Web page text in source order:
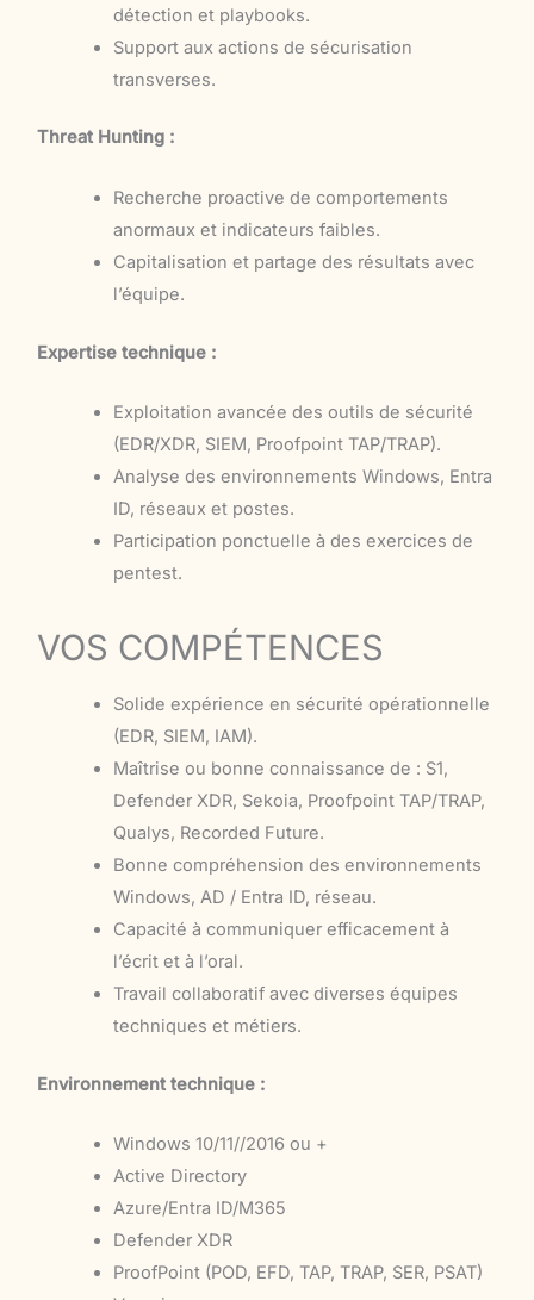
détection et playbooks.
Support aux actions de sécurisation
transverses.
Threat Hunting :
Recherche proactive de comportements
anormaux et indicateurs faibles.
Capitalisation et partage des résultats avec
l’équipe.
Expertise technique :
Exploitation avancée des outils de sécurité
(EDR/XDR, SIEM, Proofpoint TAP/TRAP).
Analyse des environnements Windows, Entra
ID, réseaux et postes.
Participation ponctuelle à des exercices de
pentest.
VOS COMPÉTENCES
Solide expérience en sécurité opérationnelle
(EDR, SIEM, IAM).
Maîtrise ou bonne connaissance de : S1,
Defender XDR, Sekoia, Proofpoint TAP/TRAP,
Qualys, Recorded Future.
Bonne compréhension des environnements
Windows, AD / Entra ID, réseau.
Capacité à communiquer efficacement à
l’écrit et à l’oral.
Travail collaboratif avec diverses équipes
techniques et métiers.
Environnement technique :
Windows 10/11//2016 ou +
Active Directory
Azure/Entra ID/M365
Defender XDR
ProofPoint (POD, EFD, TAP, TRAP, SER, PSAT)